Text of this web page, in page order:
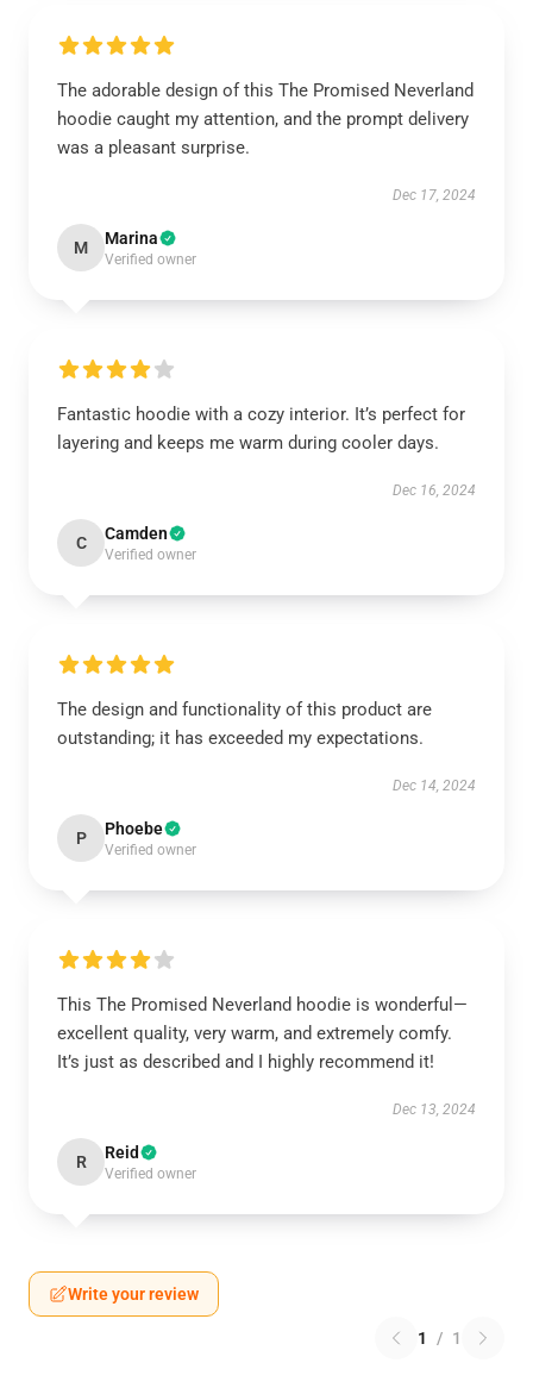
The adorable design of this The Promised Neverland
hoodie caught my attention, and the prompt delivery
was a pleasant surprise.
Dec 17, 2024
M Marina
Verified owner
Fantastic hoodie with a cozy interior. It’s perfect for
layering and keeps me warm during cooler days.
Dec 16, 2024
C Camden
Verified owner
The design and functionality of this product are
outstanding; it has exceeded my expectations.
Dec 14, 2024
P Phoebe
Verified owner
This The Promised Neverland hoodie is wonderful—
excellent quality, very warm, and extremely comfy.
It’s just as described and I highly recommend it!
Dec 13, 2024
R Reid
Verified owner
Write your review
1 / 1